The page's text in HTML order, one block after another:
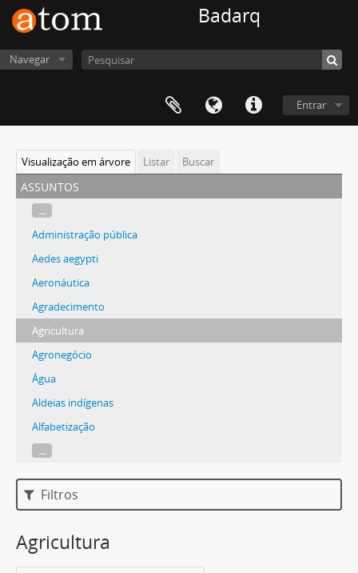
Badarq
Navegar
Entrar
Visualização em árvore Listar Buscar
assuntos
...
Administração pública
Aedes aegypti
Aeronáutica
Agradecimento
Agricultura
Agronegócio
Água
Aldeias indígenas
Alfabetização
...
Filtros
Agricultura